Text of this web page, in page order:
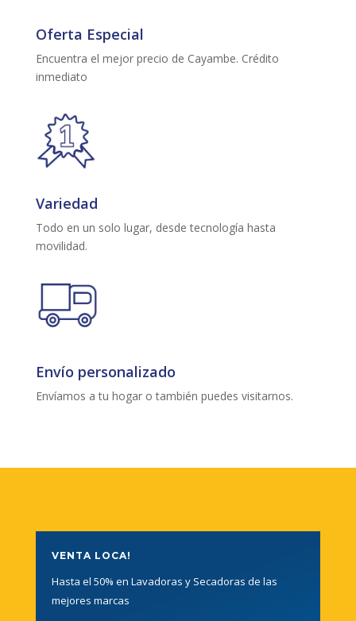
Oferta Especial
Encuentra el mejor precio de Cayambe. Crédito
inmediato
Variedad
Todo en un solo lugar, desde tecnología hasta
movilidad.
Envío personalizado
Envíamos a tu hogar o también puedes visitarnos.
VENTA LOCA!
Hasta el 50% en Lavadoras y Secadoras de las
mejores marcas